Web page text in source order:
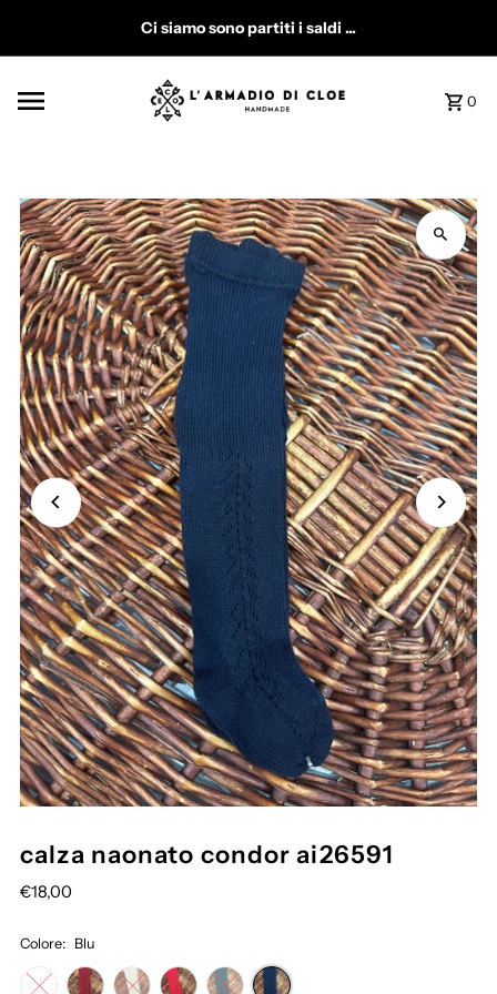
Vai direttamente ai contenutiCi siamo sono partiti i saldi ...
0
calza naonato condor ai26591
€18,00
Colore: Blu